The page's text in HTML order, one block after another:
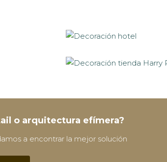
o arquitectura efímera?
a encontrar la mejor solución